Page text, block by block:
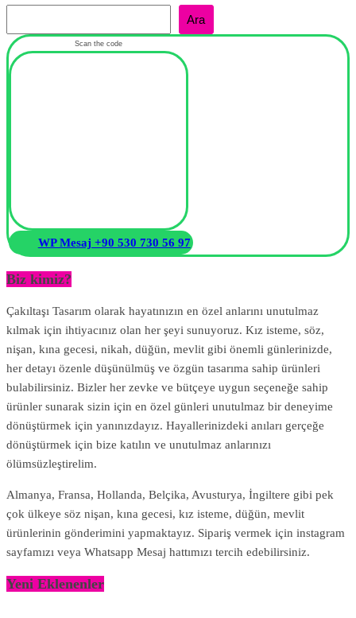
Ara
Scan the code
WP Mesaj +90 530 730 56 97
Biz kimiz?
Çakıltaşı Tasarım olarak hayatınızın en özel anlarını unutulmaz
kılmak için ihtiyacınız olan her şeyi sunuyoruz. Kız isteme, söz,
nişan, kına gecesi, nikah, düğün, mevlit gibi önemli günlerinizde,
her detayı özenle düşünülmüş ve özgün tasarıma sahip ürünleri
bulabilirsiniz. Bizler her zevke ve bütçeye uygun seçeneğe sahip
ürünler sunarak sizin için en özel günleri unutulmaz bir deneyime
dönüştürmek için yanınızdayız. Hayallerinizdeki anıları gerçeğe
dönüştürmek için bize katılın ve unutulmaz anlarınızı
ölümsüzleştirelim.
Almanya, Fransa, Hollanda, Belçika, Avusturya, İngiltere gibi pek
çok ülkeye söz nişan, kına gecesi, kız isteme, düğün, mevlit
ürünlerinin gönderimini yapmaktayız. Sipariş vermek için instagram
sayfamızı veya Whatsapp Mesaj hattımızı tercih edebilirsiniz.
Yeni Eklenenler